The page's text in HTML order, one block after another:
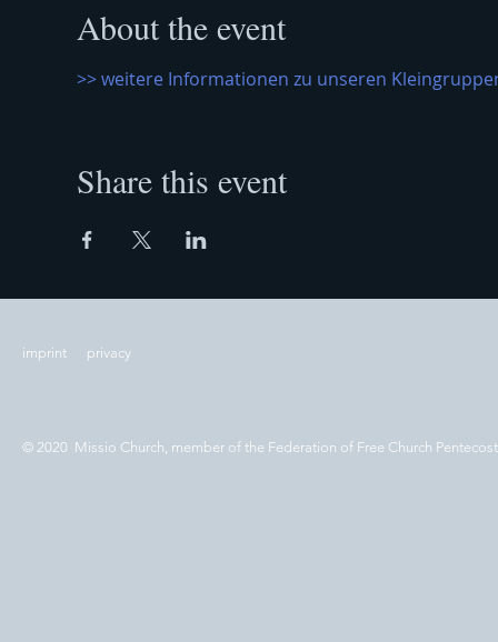
About the event
>> weitere Informationen zu unseren
Share this event
imprint privacy
© 2020 Missio Church, member of the Federation of Free Church